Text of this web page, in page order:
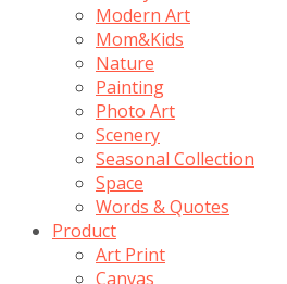
Modern Art
Mom&Kids
Nature
Painting
Photo Art
Scenery
Seasonal Collection
Space
Words & Quotes
Product
Art Print
Canvas